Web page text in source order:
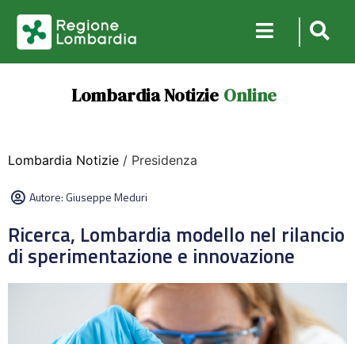
Lombardia Notizie Online
Lombardia Notizie / Presidenza
Autore:Giuseppe Meduri
Ricerca, Lombardia modello nel rilancio
di sperimentazione e innovazione